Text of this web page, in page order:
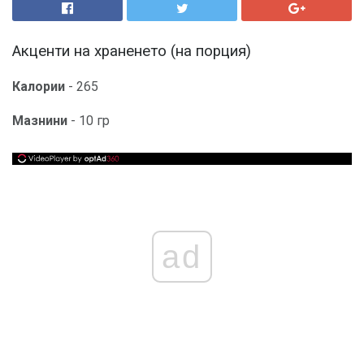
Акценти на храненето (на порция)
Калории - 265
Мазнини - 10 гр
ad